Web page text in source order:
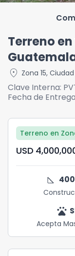
Terreno
location_on Zona 15,
Clave Interna:
Fecha de
Terreno en
USD
square_foot 400
pets
Acepta